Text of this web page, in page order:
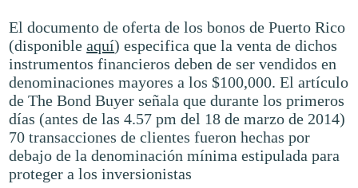
El documento de oferta de los bonos de Puerto Rico
(disponibleaquí) especifica que la venta de dichos
instrumentos financieros deben de ser vendidos en
denominaciones mayores a los $100,000. El artículo
de The Bond Buyer señala que durante los primeros
días (antes de las 4.57 pm del 18 de marzo de 2014)
70 transacciones de clientes fueron hechas por
debajo de la denominación mínima estipulada para
proteger a los inversionistas